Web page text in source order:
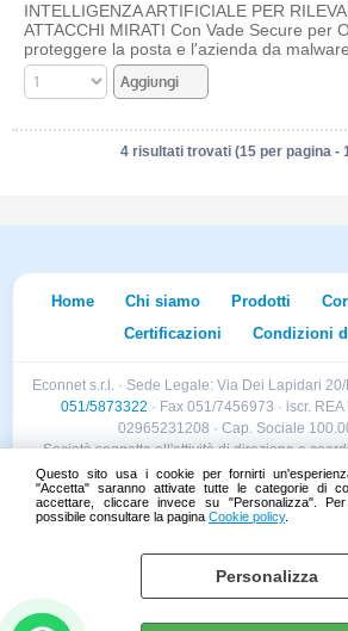
Questo sito usa i cookie per fornirti
"Accetta" saranno attivate tutte le categorie di
accettare, cliccare invece su "Personalizza".
possibile consultare la pagina Cookie policy.
Personalizza
INTELLIGENZA ARTIFICIALE PER
ATTACCHI MIRATI Con Vade Secure per
proteggere la posta e l'azienda da
4 risultati trovati (15 per pagina -
Home Chi siamo Prodotti
Certificazioni
Condizioni
Econnet s.r.l. · Sede Legale: Via Dei Lapidari
051/5873322 · Fax 051/7456973 · iscr. REA
02965231208 · Cap. Sociale
Società soggetta all'attività di direzione e
Holding s.r.l. · Sede Legale: Via Vittorio
- C.F. 04151440981
Cookie policy